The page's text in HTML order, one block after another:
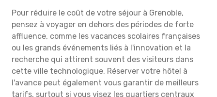
Pour réduire le coût de votre séjour à Grenoble,
pensez à voyager en dehors des périodes de forte
affluence, comme les vacances scolaires françaises
ou les grands événements liés à l'innovation et la
recherche qui attirent souvent des visiteurs dans
cette ville technologique. Réserver votre hôtel à
l'avance peut également vous garantir de meilleurs
tarifs, surtout si vous visez les quartiers centraux